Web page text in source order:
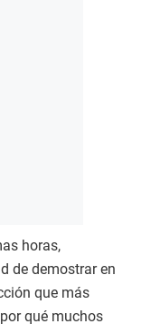
horas,
de demostrar en
que más
qué muchos